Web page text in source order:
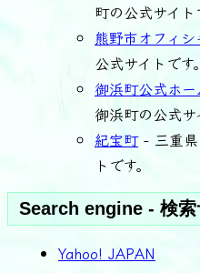
町の公式サイト
熊野市オフィシ
公式サイトです。
御浜町公式ホ
御浜町の公式サ
紀宝町- 三重県
トです。
Search engine - 検索
Yahoo! JAPAN